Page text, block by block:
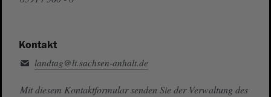
Kontakt
landtag@lt.sachsen-anhalt.de
Mit diesem Kontaktformular senden Sie der Verwaltung des